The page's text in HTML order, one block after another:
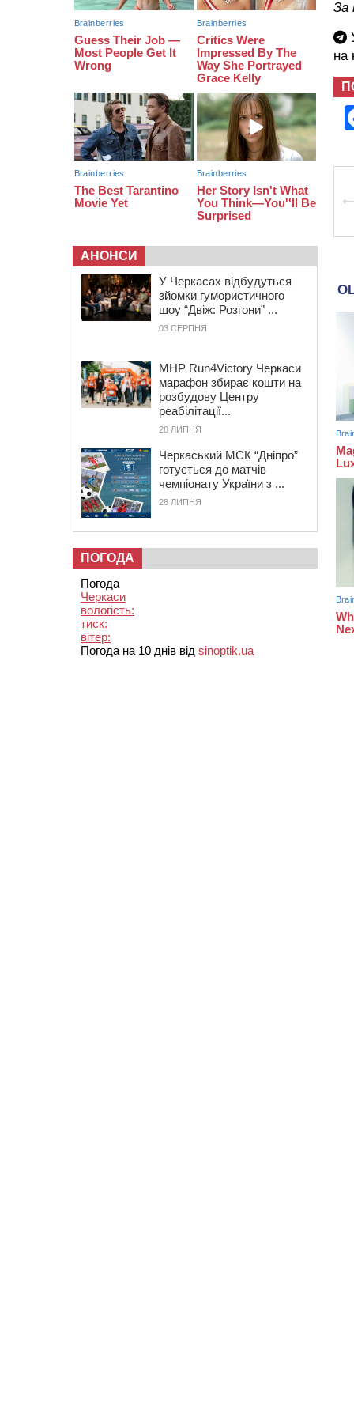
За
на
який обороняв Авдіївку,
нагородили “Комбатантським
хрестом”
10:10 На Черкащині п’яний мотоцикліст
зіткнувся з мопедом: двоє людей у
09:42 Ветерани МСК “Дніпро” вибороли
бронзу чемпіонату України
АНОНСИ
У Черкасах відбудуться
зйомки гумористичного
шоу “Двіж: Розгони” ...
03 СЕРПНЯ
MHP Run4Victory Черкаси
марафон збирає кошти на
розбудову Центру
реабілітації...
28 ЛИПНЯ
Черкаський МСК “Дніпро”
готується до матчів
чемпіонату України з ...
28 ЛИПНЯ
ПОГОДА
Погода
Черкаси
вологість:
тиск:
вітер:
Погода на 10 днів від sinoptik.ua